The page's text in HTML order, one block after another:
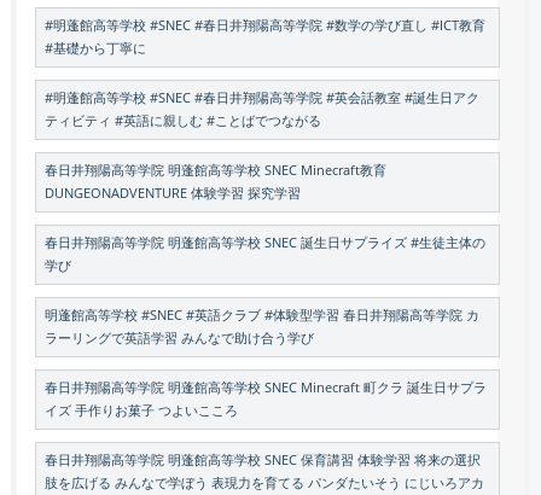
#明蓬館高等学校 #SNEC #春日井翔陽高等学院 #数学の学び直し #ICT教育
#基礎から丁寧に
#明蓬館高等学校 #SNEC #春日井翔陽高等学院 #英会話教室 #誕生日アク
ティビティ #英語に親しむ #ことばでつながる
春日井翔陽高等学院 明蓬館高等学校 SNEC Minecraft教育
DUNGEONADVENTURE 体験学習 探究学習
春日井翔陽高等学院 明蓬館高等学校 SNEC 誕生日サプライズ #生徒主体の
学び
明蓬館高等学校 #SNEC #英語クラブ #体験型学習 春日井翔陽高等学院 カ
ラーリングで英語学習 みんなで助け合う学び
春日井翔陽高等学院 明蓬館高等学校 SNEC Minecraft 町クラ 誕生日サプラ
イズ 手作りお菓子 つよいこころ
春日井翔陽高等学院 明蓬館高等学校 SNEC 保育講習 体験学習 将来の選択
肢を広げる みんなで学ぼう 表現力を育てる パンダたいそう にじいろアカ